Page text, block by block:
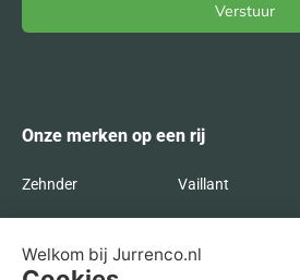
Verstuur
Onze merken op een rij
Zehnder Vaillant
Itho Daalderop Inventum